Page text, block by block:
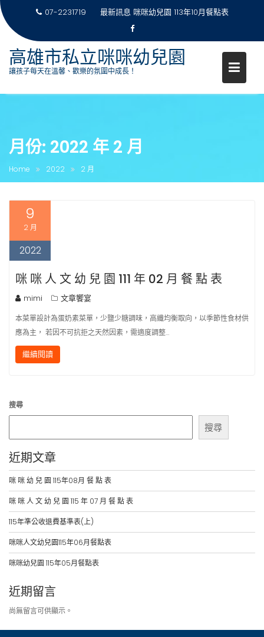
07-2231719 最新訊息 咪咪幼兒園 113年10月餐點表
高雄市私立咪咪幼兒園
讓孩子每天在溫馨、歡樂的氛圍中成長！
月份: 2022 年 2 月
Home 2022 2 月
9
2 月
2022
咪 咪 人 文 幼 兒 園 111 年 02 月 餐 點 表
mimi 文章饗宴
本菜單設計為蛋奶素菜單，少鹽少糖調味，高纖均衡取向，以季節性食材供
應為主， 若因不可抗拒之天然因素，需適度調整…
繼續閱讀
搜尋
搜尋
近期文章
咪 咪 幼 兒 園 115年08月 餐 點 表
咪 咪 人 文 幼 兒 園 115 年 07 月 餐 點 表
115年準公收退費基準表(上)
咪咪人文幼兒園115年06月餐點表
咪咪幼兒園 115年05月餐點表
近期留言
尚無留言可供顯示。